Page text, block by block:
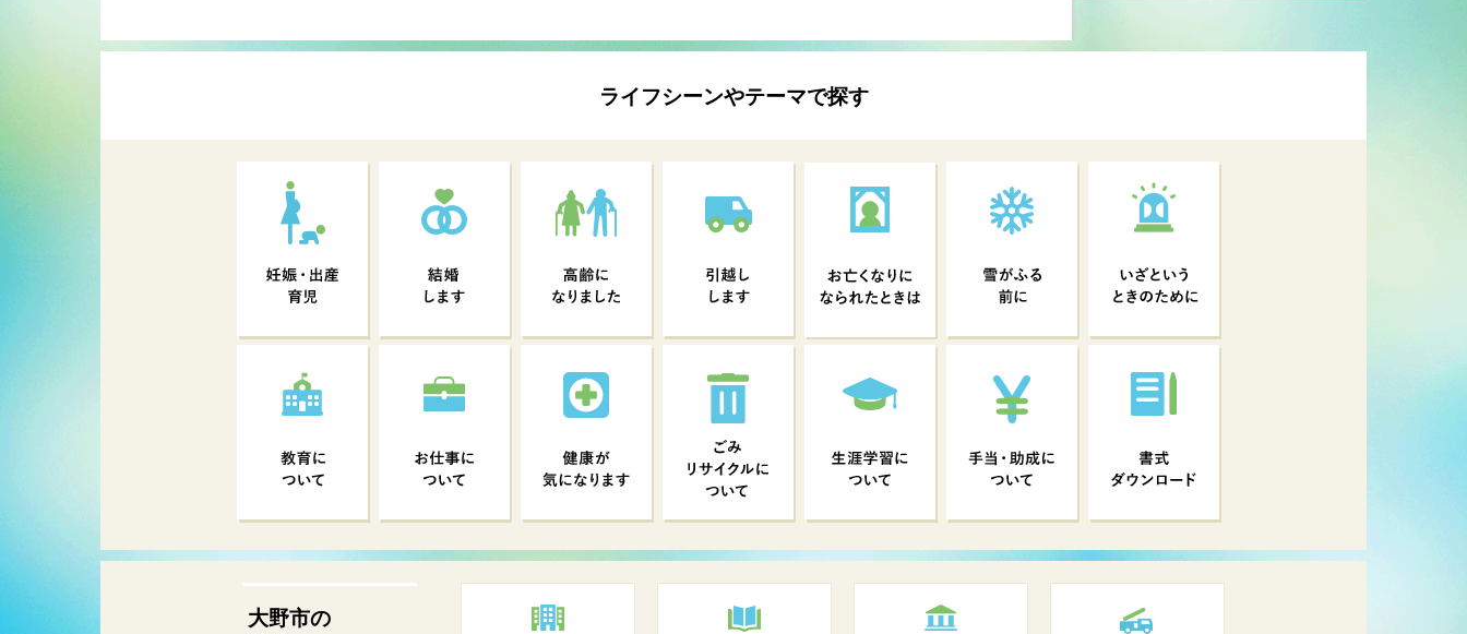
ライフシーンやテーマで探す
大野市の